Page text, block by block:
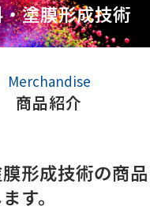
塗膜形成技術
Merchandise
商品紹介
形成技術の商
す。